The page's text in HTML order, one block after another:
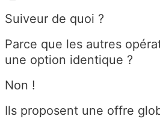
Suiveur de quoi ?
Parce que les autres
une option identique ?
Non !
Ils proposent une offre